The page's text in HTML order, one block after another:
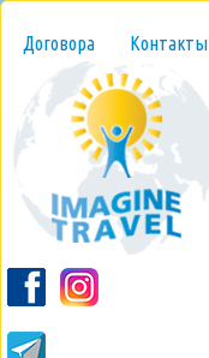
Договора Контакты